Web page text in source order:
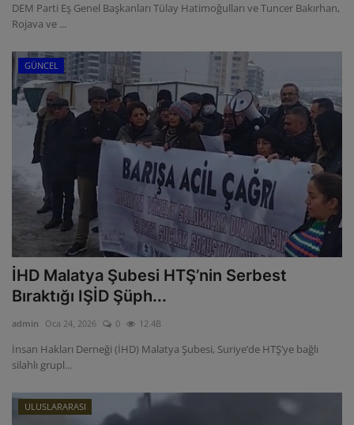
DEM Parti Eş Genel Başkanları Tülay Hatimoğulları ve Tuncer Bakırhan,
Rojava ve ...
GÜNCEL
İHD Malatya Şubesi HTŞ’nin Serbest
Bıraktığı IŞİD Şüph...
admin Oca 24, 2026 0 12.4B
İnsan Hakları Derneği (İHD) Malatya Şubesi, Suriye’de HTŞ’ye bağlı
silahlı grupl...
ULUSLARARASI